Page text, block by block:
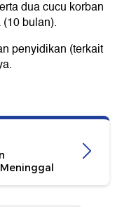
dua cucu korban
bulan).
penyidikan (terkait